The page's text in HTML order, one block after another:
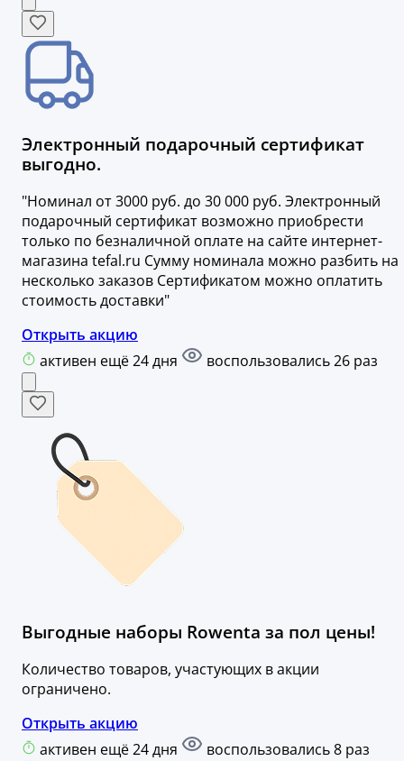
Электронный подарочный сертификат
выгодно.
"Номинал от 3000 руб. до 30 000 руб. Электронный
подарочный сертификат возможно приобрести
только по безналичной оплате на сайте интернет-
магазина tefal.ru Сумму номинала можно разбить на
несколько заказов Сертификатом можно оплатить
стоимость доставки"
Открыть акцию
активен ещё 24 дня
воспользовались 26 раз
Выгодные наборы Rowenta за пол цены!
Количество товаров, участующих в акции
ограничено.
Открыть акцию
активен ещё 24 дня
воспользовались 8 раз